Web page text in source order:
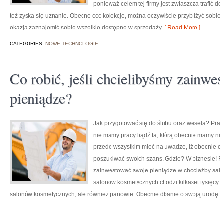
ponieważ celem tej firmy jest zwłaszcza trafić
też zyska się uznanie. Obecne ccc kolekcje, można oczywiście przybliżyć
okazja zaznajomić sobie wszelkie dostępne w sprzedaży [ Read More ]
CATEGORIES: NOWE TECHNOLOGIE
Co robić, jeśli chcielibyśmy
pieniądze?
Jak przygotować się do ślubu oraz wesela?
nie mamy pracy bądź ta, którą obecnie mamy
przede wszystkim mieć na uwadze, iż obecnie
poszukiwać swoich szans. Gdzie? W biznesie!
zainwestować swoje pieniądze w chociażby
salonów kosmetycznych chodzi kilkaset
salonów kosmetycznych, ale również panowie. Obecnie dbanie o swoją